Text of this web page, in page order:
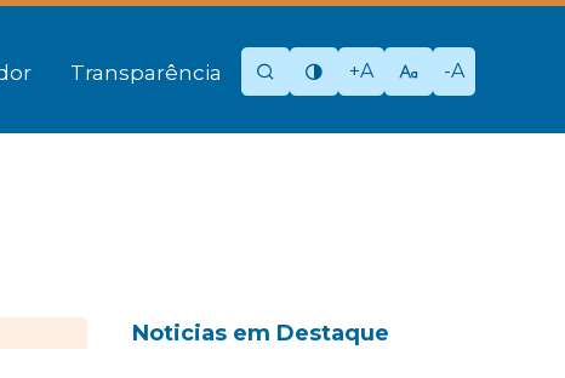
Transparência +A -A
Noticias em Destaque